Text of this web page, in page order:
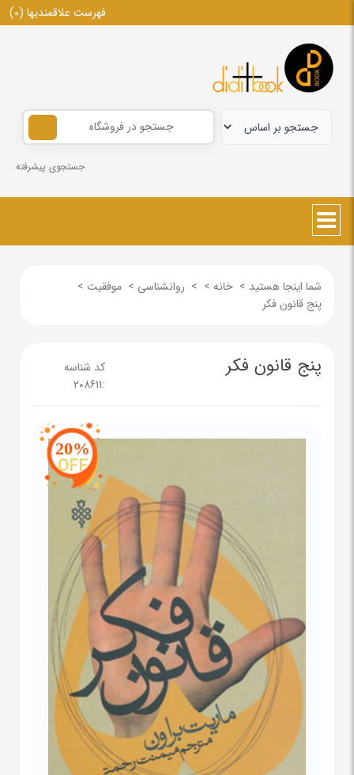
فهرست علاقمندیها (0)
جستجوی پیشرفته
شما اینجا هستید > خانه >
> روانشناسی > موفقیت >
پنج قانون فکر
پنج قانون فکر
کد شناسه
:
208611
20%
OFF